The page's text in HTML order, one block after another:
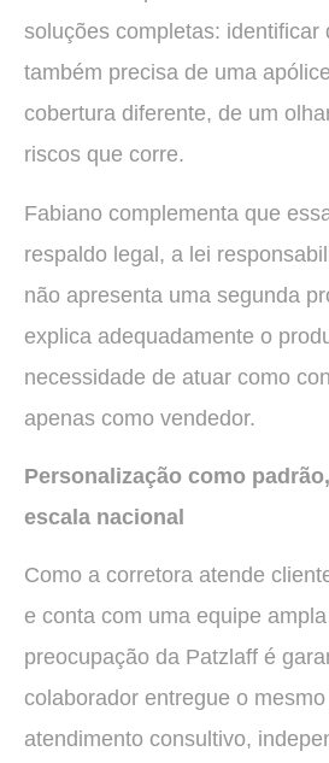
soluções completas: identificar
também precisa de uma
cobertura diferente, de um
riscos que corre.
Fabiano complementa que
respaldo legal, a lei
não apresenta uma segunda
explica adequadamente o
necessidade de atuar como
apenas como vendedor.
Personalização como
escala nacional
Como a corretora atende
e conta com uma equipe
preocupação da Patzlaff é
colaborador entregue o
atendimento consultivo,